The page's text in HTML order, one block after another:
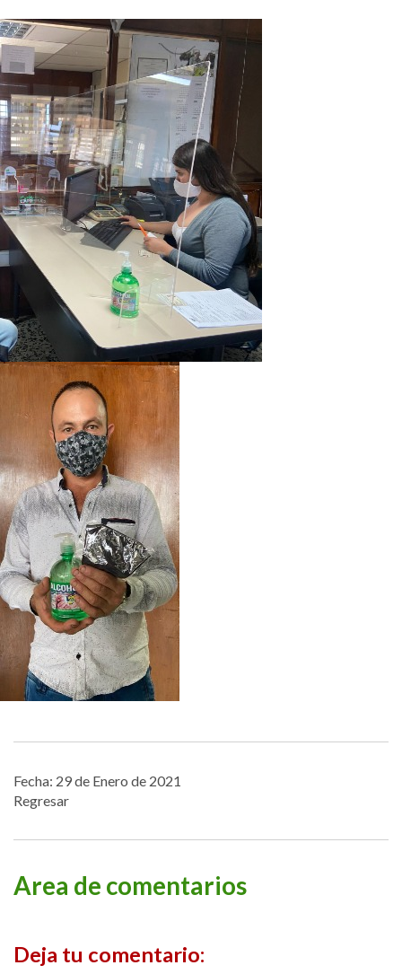
Fecha: 29 de Enero de 2021
Regresar
Area de comentarios
Deja tu comentario: